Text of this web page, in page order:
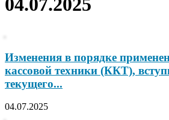
04.07.2025
Изменения в порядке
кассовой техники (ККТ),
текущего...
04.07.2025